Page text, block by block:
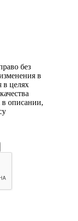
без
в
в целях
описании,